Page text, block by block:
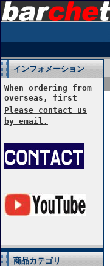
インフォメーション
When ordering from
overseas, first
Please contact us
by email.
商品カテゴリ